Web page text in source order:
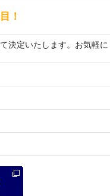
！
決定いたします。お気軽に